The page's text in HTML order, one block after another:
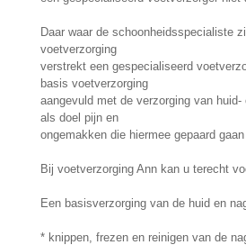
Daar waar de schoonheidsspecialiste
voetverzorging
verstrekt een gespecialiseerd
basis voetverzorging
aangevuld met de verzorging van
als doel pijn en
ongemakken die hiermee gepaard
Bij voetverzorging Ann kan u terecht
Een basisverzorging van de huid en
* knippen, frezen en reinigen van de